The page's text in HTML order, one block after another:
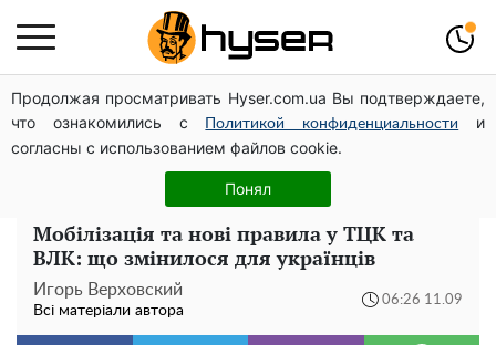
Продолжая просматривать Hyser.com.ua Вы подтверждаете,
что ознакомились с
Политикой конфиденциальности
и
согласны с использованием файлов cookie.
Понял
Олена Тополя злив відео – це далеко не все: фронтмен
"Антитіла" Тарас Тополя став наступним
Повністю гола Анна Трінчер блиснула "принадами":
таких розмірів ви ще не бачили
Мобілізація та нові правила у ТЦК та
ВЛК: що змінилося для українців
Игорь Верховский
Всі матеріали автора
06:26 11.09